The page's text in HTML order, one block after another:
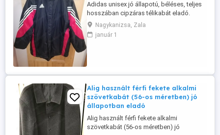
Adidas unisex jó állapotú, béléses, teljes
hosszában cipzáras télikabát eladó.
Méret: 42-44. Kb. 185-190 cm magas
embereknek ideális méret. Anyaga: 100 %
polyamid. Ár: 10000 Ft. Átvehető
Nagykanizsa, Zala
január 1
Alig használt férfi fekete alkalmi
szövetkabát (56-os méretben) jó
állapotban eladó
Alig használt férfi fekete alkalmi
szövetkabát (56-os méretben) jó